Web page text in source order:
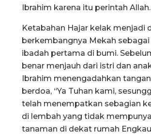
Ibrahim karena itu perintah Allah.
Ketabahan Hajar kelak menjadi
berkembangnya Mekah
ibadah pertama di bumi.
benar menjauh dari istri dan
Ibrahim menengadahkan
berdoa, “Ya Tuhan kami,
telah menempatkan sebagian
di lembah yang tidak
tanaman di dekat rumah